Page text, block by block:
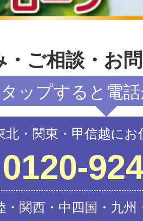
・ご相談・お
ップすると電
北・関東・甲信越に
0120-
・関西・中四国・九